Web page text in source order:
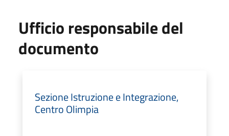
Ufficio responsabile del
documento
Sezione Istruzione e Integrazione,
Centro Olimpia